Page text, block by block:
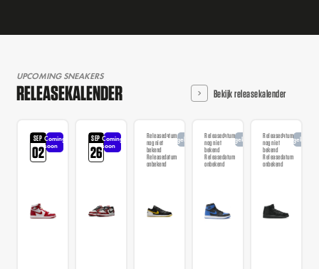
UPCOMING SNEAKERS
RELEASEKALENDER Bekijk releasekalender
SEP
02
Coming
soon
SEP
26
Coming
soon
Releasedatum
nog niet
bekend
Releasedatum
onbekend
AangekondigdReleasedatum
nog niet
bekend
Releasedatum
onbekend
AangekondigdReleasedatum
nog niet
bekend
Releasedatum
onbekend